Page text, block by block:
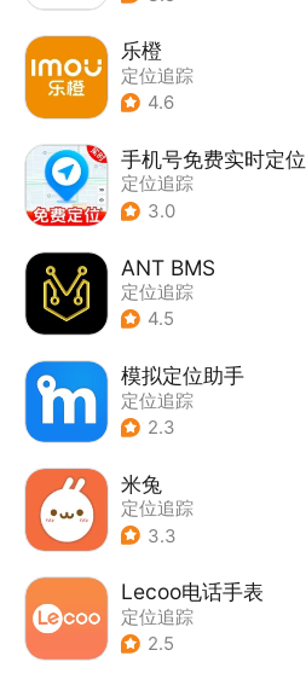
乐橙
定位追踪
4.6
手机号免费实时定位
定位追踪
3.0
ANT BMS
定位追踪
4.5
模拟定位助手
定位追踪
2.3
米兔
定位追踪
3.3
Lecoo电话手表
定位追踪
2.5